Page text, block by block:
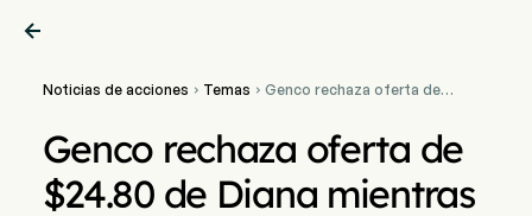

Noticias de acciones  Temas  Genco rechaza oferta de
encamina a votación de
junio
Genco rechaza oferta de
$24.80 de Diana mientras